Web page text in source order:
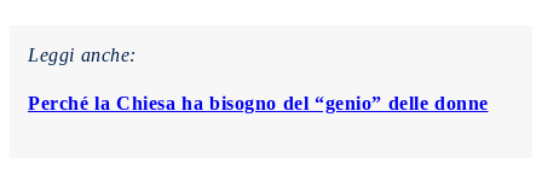
Leggi anche:
Perché la Chiesa ha bisogno del “genio” delle donne